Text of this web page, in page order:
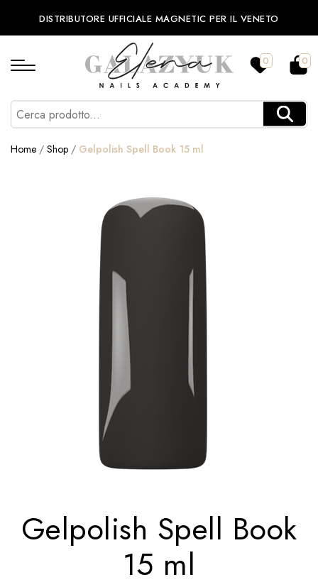
DISTRIBUTORE UFFICIALE MAGNETIC PER IL VENETO
0 0
Home / Shop / Gelpolish Spell Book 15 ml
Gelpolish Spell Book
15 ml